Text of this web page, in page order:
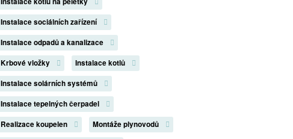
Instalace sociálních zařízení
Instalace odpadů a kanalizace
Krbové vložky
Instalace kotlů
Instalace solárních systémů
Instalace tepelných čerpadel
Realizace koupelen
Montáže plynovodů